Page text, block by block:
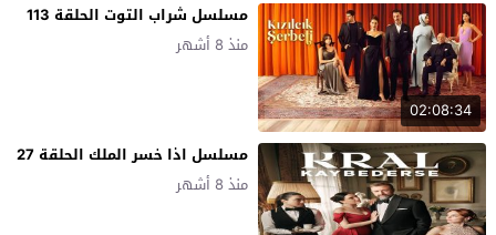
02:08:34
مسلسل شراب التوت الحلقة 113
منذ 8 أشهر
مسلسل اذا خسر الملك الحلقة 27
منذ 8 أشهر